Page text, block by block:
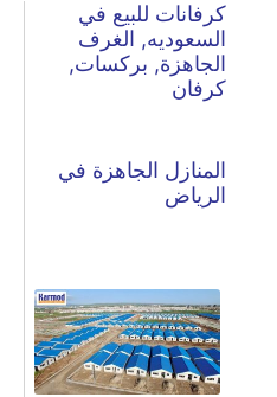
كرفانات للبيع في
السعوديه, الغرف
الجاهزة, بركسات,
كرفان
المنازل الجاهزة في
الرياض